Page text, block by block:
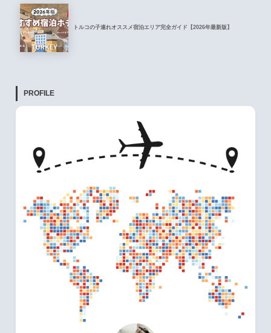
トルコの子連れオススメ宿泊エリア完全ガイド【2026年最新版】
PROFILE